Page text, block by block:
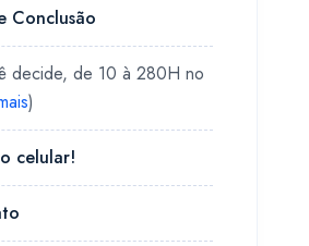
Conclusão
decide, de 10 à 280H no
)
celular!